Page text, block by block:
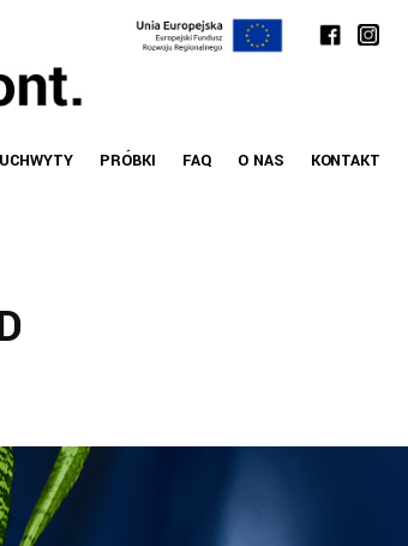
UCHWYTY PRÓBKI FAQ O NAS KONTAKT